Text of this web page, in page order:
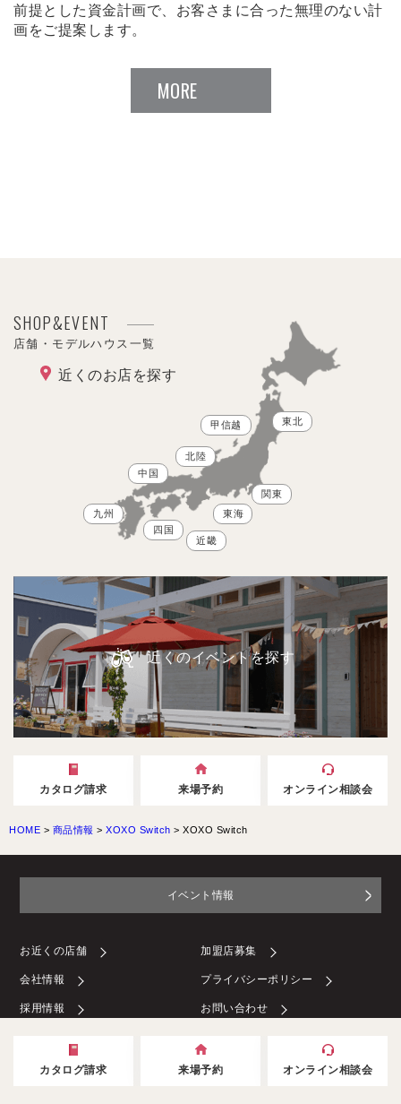
前提とした資金計画で、お客さまに合った無理のない計
画をご提案します。
MORE
SHOP&EVENT
店舗・モデルハウス一覧
近くのお店を探す
東北
甲信越
北陸
関東
東海
近畿
中国
四国
九州
近くのイベントを探す
カタログ請求 来場予約 オンライン相談会
HOME > 商品情報 > XOXO Switch > XOXO Switch
イベント情報
お近くの店舗 加盟店募集
会社情報 プライバシーポリシー
採用情報 お問い合わせ
AFCメンバーサイト
カタログ請求 来場予約 オンライン相談会